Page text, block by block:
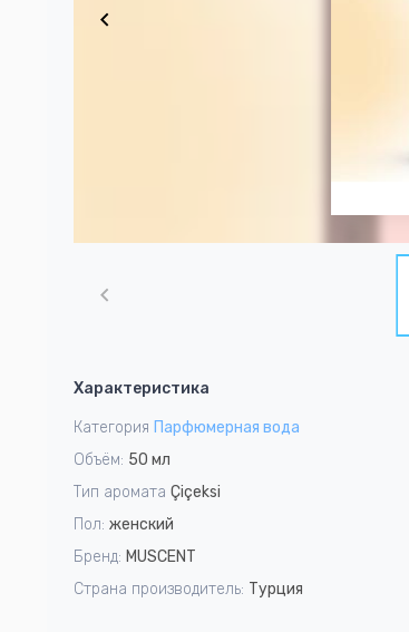
2
Характеристика
Категория Парфюмерная вода
Объём: 50 мл
Тип аромата Çiçeksi
Пол: женский
Бренд: MUSCENT
Страна производитель: Турция